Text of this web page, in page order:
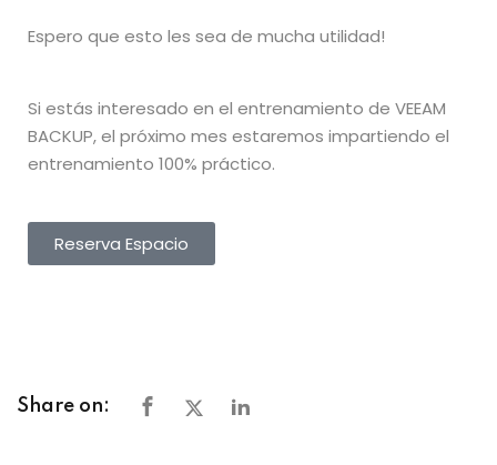
Espero que esto les sea de mucha utilidad!
Si estás interesado en el entrenamiento de VEEAM
BACKUP, el próximo mes estaremos impartiendo el
entrenamiento 100% práctico.
Reserva Espacio
Share on: